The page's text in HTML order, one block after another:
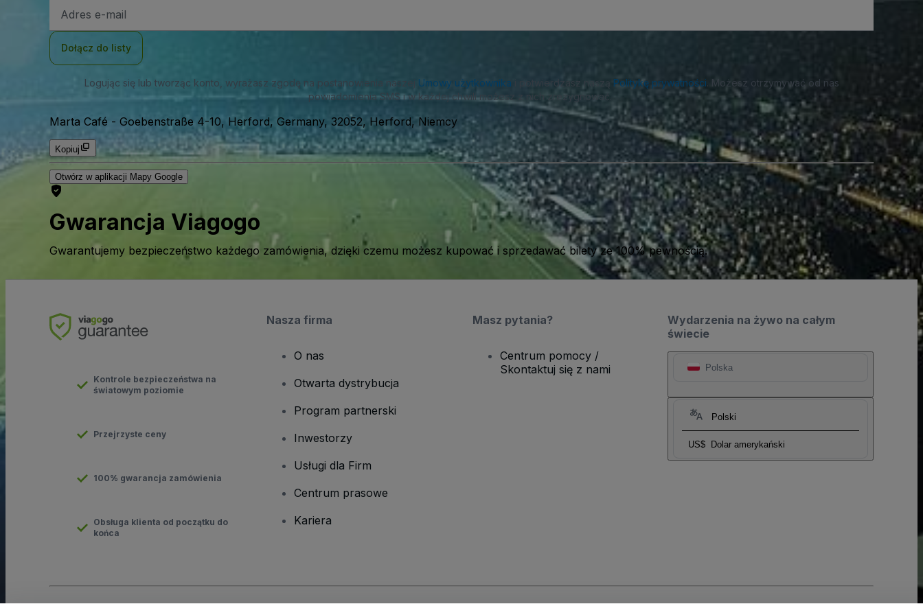
e-
Dołącz do listy
Logując się lub tworząc konto, wyrażasz zgodę na postanowienia naszej Umowy użytkownika i potwierdzasz naszą Politykę prywatności . Możesz otrzymywać od nas
powiadomienia SMS i w każdej chwili możesz z nich zrezygnować.
Marta Café - Goebenstraße 4-10, Herford, Germany, 32052, Herford, Niemcy
Kopiuj
Otwórz w aplikacji Mapy Google
Gwarancja Viagogo
Gwarantujemy bezpieczeństwo każdego zamówienia, dzięki czemu możesz kupować i sprzedawać bilety ze 100% pewnością.
Wydarzenia na żywo na całym
świecie
Polska
Polski
US$ Dolar amerykański
Kontrole bezpieczeństwa na
światowym poziomie
Przejrzyste ceny
100% gwarancja zamówienia
Obsługa klienta od początku do
końca
Nasza firma
O nas
Otwarta dystrybucja
Program partnerski
Inwestorzy
Usługi dla Firm
Centrum prasowe
Kariera
Masz pytania?
Centrum pomocy /
Skontaktuj się z nami